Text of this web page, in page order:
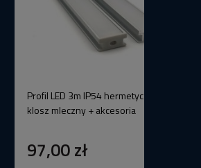
Profil LED 3m IP54 hermetyczny srebrny
klosz mleczny + akcesoria
97,00 zł